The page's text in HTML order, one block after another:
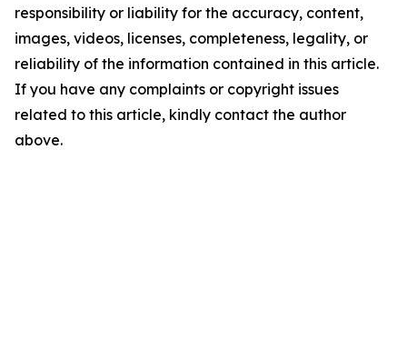
responsibility or liability for the accuracy, content,
images, videos, licenses, completeness, legality, or
reliability of the information contained in this article.
If you have any complaints or copyright issues
related to this article, kindly contact the author
above.